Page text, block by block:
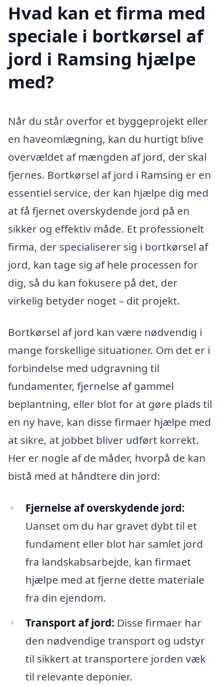
Hvad kan et firma med
speciale i bortkørsel af
jord i Ramsing hjælpe
med?
Når du står overfor et byggeprojekt eller
en haveomlægning, kan du hurtigt blive
overvældet af mængden af jord, der skal
fjernes. Bortkørsel af jord i Ramsing er en
essentiel service, der kan hjælpe dig med
at få fjernet overskydende jord på en
sikker og effektiv måde. Et professionelt
firma, der specialiserer sig i bortkørsel af
jord, kan tage sig af hele processen for
dig, så du kan fokusere på det, der
virkelig betyder noget – dit projekt.
Bortkørsel af jord kan være nødvendig i
mange forskellige situationer. Om det er i
forbindelse med udgravning til
fundamenter, fjernelse af gammel
beplantning, eller blot for at gøre plads til
en ny have, kan disse firmaer hjælpe med
at sikre, at jobbet bliver udført korrekt.
Her er nogle af de måder, hvorpå de kan
bistå med at håndtere din jord:
Fjernelse af overskydende jord:
Uanset om du har gravet dybt til et
fundament eller blot har samlet jord
fra landskabsarbejde, kan firmaet
hjælpe med at fjerne dette materiale
fra din ejendom.
Transport af jord: Disse firmaer har
den nødvendige transport og udstyr
til sikkert at transportere jorden væk
til relevante deponier.